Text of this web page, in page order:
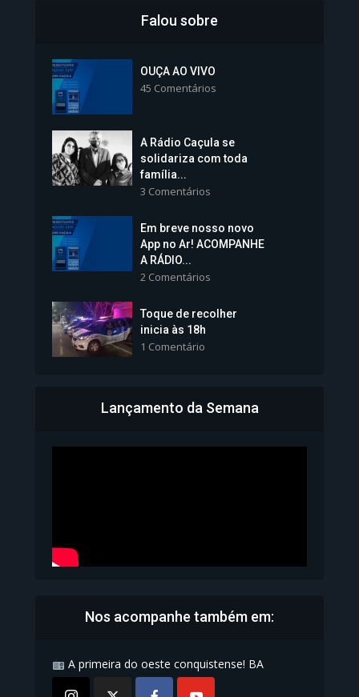
Colégios da Polícia...
Vice-Prefeita Sheila Lemos
tomará posse nesta...
1.101 Modos de exibição
Bahia inicia emissão da
Falou sobre
OUÇA AO VIVO
45 Comentários
A Rádio Caçula se
solidariza com toda
família...
3 Comentários
Em breve nosso novo
App no Ar! ACOMPANHE
A RÁDIO...
2 Comentários
Toque de recolher
inicia às 18h
1 Comentário
Lançamento da Semana
Nos acompanhe também em:
A primeira do oeste conquistense! BA